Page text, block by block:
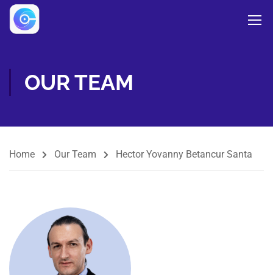
OUR TEAM
Home Our Team Hector Yovanny Betancur Santa